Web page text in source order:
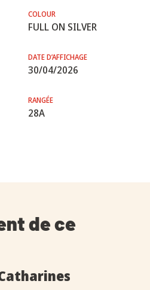
COLOUR
FULL ON SILVER
DATE D’AFFICHAGE
30/04/2026
RANGÉE
28A
de ce